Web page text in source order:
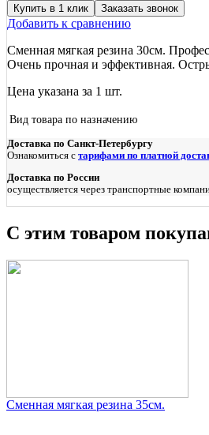
Купить в 1 клик Заказать звонок
Добавить к сравнению
Сменная мягкая резина 30см.
Очень прочная и эффективная.
Цена указана за 1 шт.
Вид товара по назначению
Доставка по Санкт-Петербургу
Ознакомиться с тарифами по платной
Доставка по России
осуществляется через транспортные
С этим товаром
Сменная мягкая резина 35см.